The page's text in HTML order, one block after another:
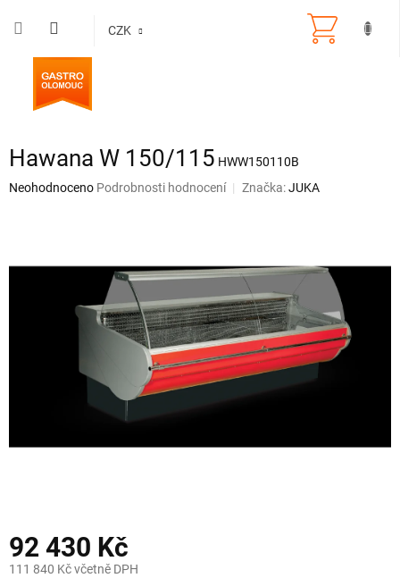
CZK
Hawana W 150/115 HWW150110B
Průměrné
z
Neohodnoceno Podrobnosti hodnocení Značka:JUKA
92 430 Kč
111 840 Kč včetně DPH